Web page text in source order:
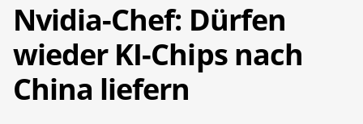
Nvidia-Chef: Dürfen
wieder KI-Chips nach
China liefern